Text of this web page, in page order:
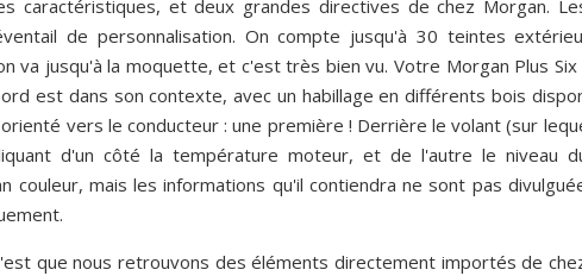
caractéristiques, et deux grandes directives de chez Morgan.
de personnalisation. On compte jusqu'à 30 teintes
va jusqu'à la moquette, et c'est très bien vu. Votre Morgan Plus
est dans son contexte, avec un habillage en différents bois
vers le conducteur : une première ! Derrière le volant (sur
d'un côté la température moteur, et de l'autre le niveau
couleur, mais les informations qu'il contiendra ne sont pas
que nous retrouvons des éléments directement importés de